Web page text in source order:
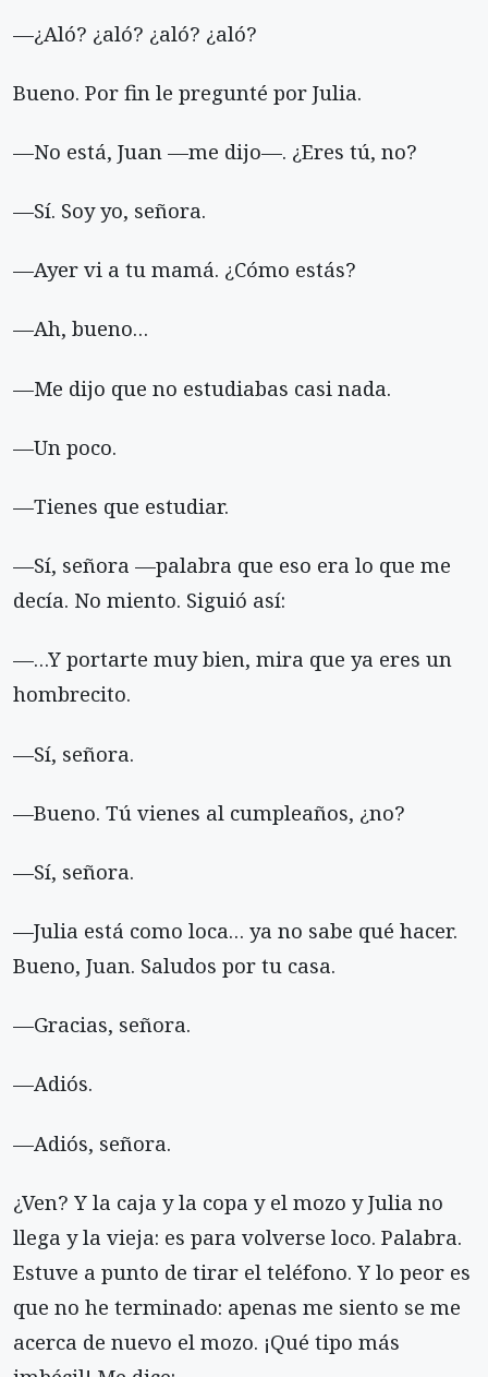
—¿Aló? ¿aló? ¿aló? ¿aló?
Bueno. Por fin le pregunté por Julia.
—No está, Juan —me dijo—. ¿Eres tú, no?
—Sí. Soy yo, señora.
—Ayer vi a tu mamá. ¿Cómo estás?
—Ah, bueno…
—Me dijo que no estudiabas casi nada.
—Un poco.
—Tienes que estudiar.
—Sí, señora —palabra que eso era lo que me
decía. No miento. Siguió así:
—…Y portarte muy bien, mira que ya eres un
hombrecito.
—Sí, señora.
—Bueno. Tú vienes al cumpleaños, ¿no?
—Sí, señora.
—Julia está como loca… ya no sabe qué hacer.
Bueno, Juan. Saludos por tu casa.
—Gracias, señora.
—Adiós.
—Adiós, señora.
¿Ven? Y la caja y la copa y el mozo y Julia no
llega y la vieja: es para volverse loco. Palabra.
Estuve a punto de tirar el teléfono. Y lo peor es
que no he terminado: apenas me siento se me
acerca de nuevo el mozo. ¡Qué tipo más